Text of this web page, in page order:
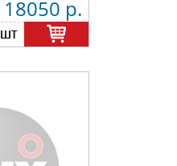
18050 р.
шт